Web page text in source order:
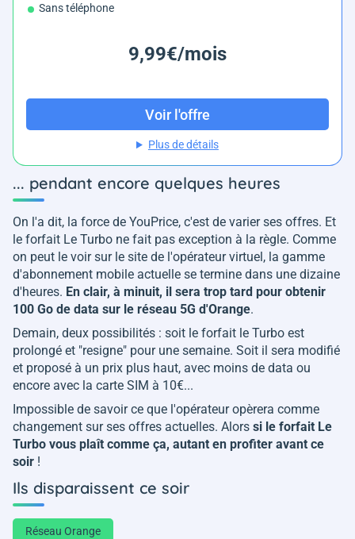
Sans téléphone
9,99€/mois
Voir l'offre
Plus de détails
... pendant encore quelques heures
On l'a dit, la force de YouPrice, c'est de varier ses offres. Et
le forfait Le Turbo ne fait pas exception à la règle. Comme
on peut le voir sur le site de l'opérateur virtuel, la gamme
d'abonnement mobile actuelle se termine dans une dizaine
d'heures. En clair, à minuit, il sera trop tard pour obtenir
100 Go de data sur le réseau 5G d'Orange.
Demain, deux possibilités : soit le forfait le Turbo est
prolongé et "resigne" pour une semaine. Soit il sera modifié
et proposé à un prix plus haut, avec moins de data ou
encore avec la carte SIM à 10€...
Impossible de savoir ce que l'opérateur opèrera comme
changement sur ses offres actuelles. Alors si le forfait Le
Turbo vous plaît comme ça, autant en profiter avant ce
soir !
Ils disparaissent ce soir
Réseau Orange